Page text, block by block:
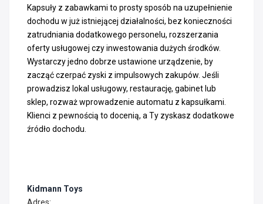
Kapsuły z zabawkami to prosty sposób na uzupełnienie
dochodu w już istniejącej działalności, bez konieczności
zatrudniania dodatkowego personelu, rozszerzania
oferty usługowej czy inwestowania dużych środków.
Wystarczy jedno dobrze ustawione urządzenie, by
zacząć czerpać zyski z impulsowych zakupów. Jeśli
prowadzisz lokal usługowy, restaurację, gabinet lub
sklep, rozważ wprowadzenie automatu z kapsułkami.
Klienci z pewnością to docenią, a Ty zyskasz dodatkowe
źródło dochodu.
Kidmann Toys